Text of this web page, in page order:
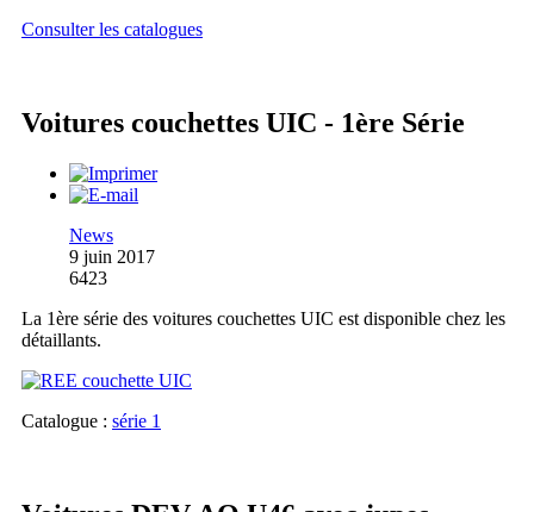
Consulter les catalogues
Voitures couchettes UIC - 1ère Série
News
9 juin 2017
6423
La 1ère série des voitures couchettes UIC est disponible chez les
détaillants.
Catalogue : série 1